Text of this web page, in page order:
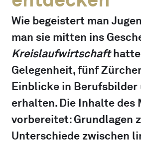
Wie begeistert man
man sie mitten ins
Kreislaufwirtschaft
Gelegenheit, fünf
Einblicke in
erhalten. Die Inhalte
vorbereitet: Grundlagen
Unterschiede zwischen